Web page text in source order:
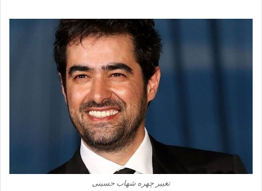
تغییر چهره شهاب حسینی